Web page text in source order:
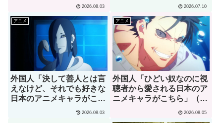
2026.08.03 2026.07.10
アニメ
外国人「決して善人とは言
えなけど、それでも好きな
日本のアニメキャラがこち
ら」→「願いを叶えてくれ
2026.08.03
アニメ
外国人「ひどい奴なのに視
聴者から愛される日本のア
ニメキャラがこちら」（海
2026.08.05